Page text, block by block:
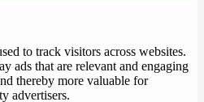
to track visitors across websites.
ads that are relevant and engaging
thereby more valuable for
advertisers.